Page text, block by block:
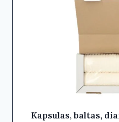
Kapsulas, baltas,